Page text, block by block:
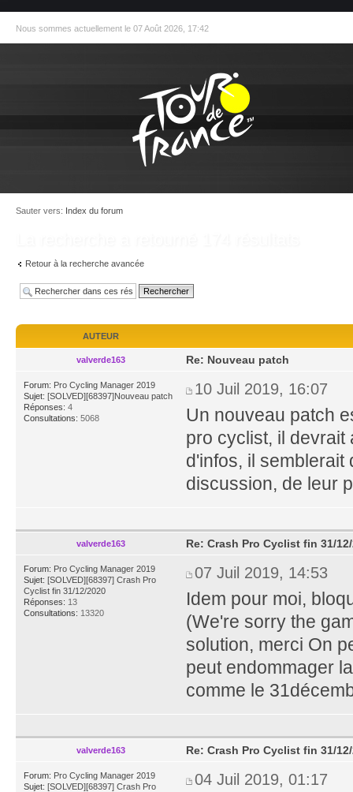
Nous sommes actuellement le 07 Août 2026, 17:42
Sauter vers: Index du forum
Retour à la recherche avancée
AUTEUR
valverde163
Forum: Pro Cycling Manager 2019
Sujet: [SOLVED][68397]Nouveau patch
Réponses: 4
Consultations: 5068
Re: Nouveau patch
10 Juil 2019, 16:07
Un nouveau patch
pro cyclist, il devrait
d'infos, il semblerait
discussion, de leur
valverde163
Forum: Pro Cycling Manager 2019
Sujet: [SOLVED][68397] Crash Pro
Cyclist fin 31/12/2020
Réponses: 13
Consultations: 13320
Re: Crash Pro Cyclist fin 31/
07 Juil 2019, 14:53
Idem pour moi,
(We're sorry the
solution, merci On
peut endommager
comme le
valverde163
Forum: Pro Cycling Manager 2019
Sujet: [SOLVED][68397] Crash Pro
Re: Crash Pro Cyclist fin 31/
04 Juil 2019, 01:17